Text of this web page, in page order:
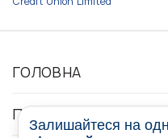
ГОЛОВНА
ПРО НАС
Залишайтеся на